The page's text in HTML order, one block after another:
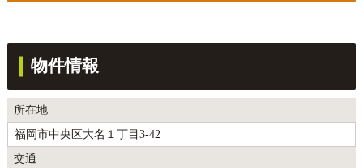
物件情報
所在地
福岡市中央区大名１丁目3-42
交通